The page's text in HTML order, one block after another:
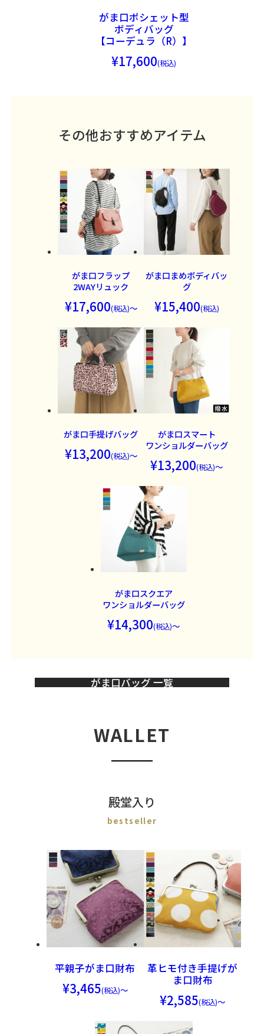
がま口ポシェット型
ボディバッグ
【コーデュラ（R）】
17,600
その他おすすめアイテム
がま口フラップ
2WAYリュック
17,600 ～
がま口まめボディバッ
グ
15,400
がま口手提げバッグ
13,200 ～
がま口スマート
ワンショルダーバッグ
13,200 ～
がま口スクエア
ワンショルダーバッグ
14,300 ～
がま口バッグ 一覧
WALLET
殿堂入り
平親子がま口財布
3,465 ～
革ヒモ付き手提げが
ま口財布
2,585 ～